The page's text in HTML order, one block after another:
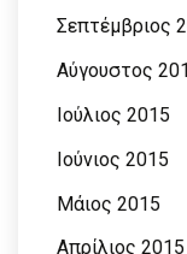
Σεπτέμβριος
Αύγουστος
Ιούλιος 2015
Ιούνιος 2015
Μάιος 2015
Απρίλιος 2015